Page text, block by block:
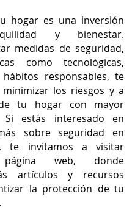
hogar es una inversión
y bienestar.
medidas de seguridad,
como tecnológicas,
responsables, te
los riesgos y a
tu hogar con mayor
Si estás interesado en
sobre seguridad en
te invitamos a visitar
web, donde
artículos y recursos
la protección de tu